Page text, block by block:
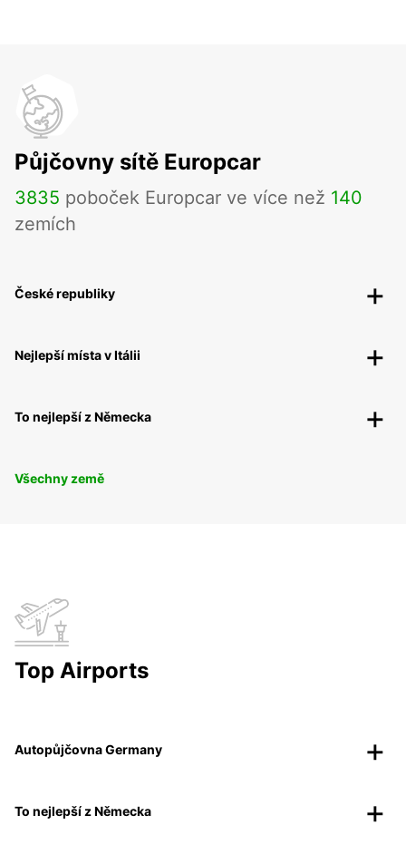
Půjčovny sítě Europcar
3835 poboček Europcar ve více než 140
zemích
České republiky
Nejlepší místa v Itálii
To nejlepší z Německa
Všechny země
Top Airports
Autopůjčovna Germany
To nejlepší z Německa